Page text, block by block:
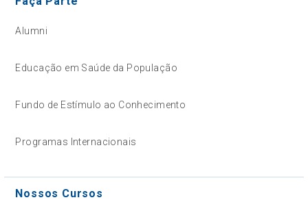
Alumni
Educação em Saúde da População
Fundo de Estímulo ao Conhecimento
Programas Internacionais
Nossos Cursos